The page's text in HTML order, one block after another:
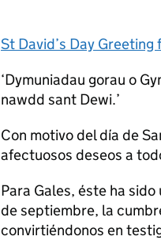
St David’s Day
‘Dymuniadau gorau o
nawdd sant Dewi.’
Con motivo del día de
afectuosos deseos a
Para Gales, éste ha
de septiembre, la
convirtiéndonos en